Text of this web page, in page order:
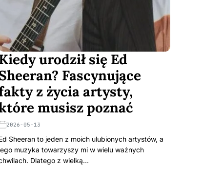
urodził się Ed
Fascynujące
z życia artysty,
musisz poznać
2026-05-13
Sheeran to jeden z moich ulubionych artystów, a
muzyka towarzyszy mi w wielu ważnych
Dlatego z wielką…